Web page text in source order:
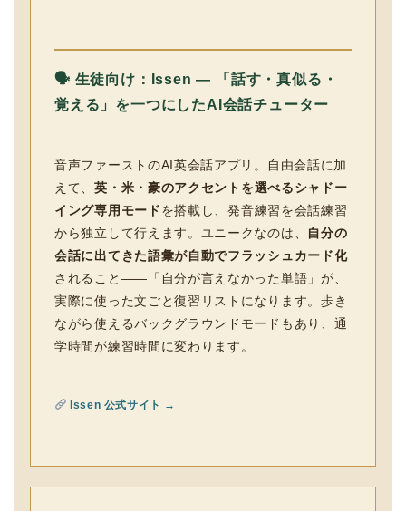
🗣 生徒向け：Issen — 「話す・真似る・
覚える」を一つにしたAI会話チューター
音声ファーストのAI英会話アプリ。自由会話に加
えて、英・米・豪のアクセントを選べるシャドー
イング専用モードを搭載し、発音練習を会話練習
から独立して行えます。ユニークなのは、
自分の
会話に出てきた語彙が自動でフラッシュカード化
されること——「自分が言えなかった単語」が、
実際に使った文ごと復習リストになります。歩き
ながら使えるバックグラウンドモードもあり、通
学時間が練習時間に変わります。
Issen 公式サイト →